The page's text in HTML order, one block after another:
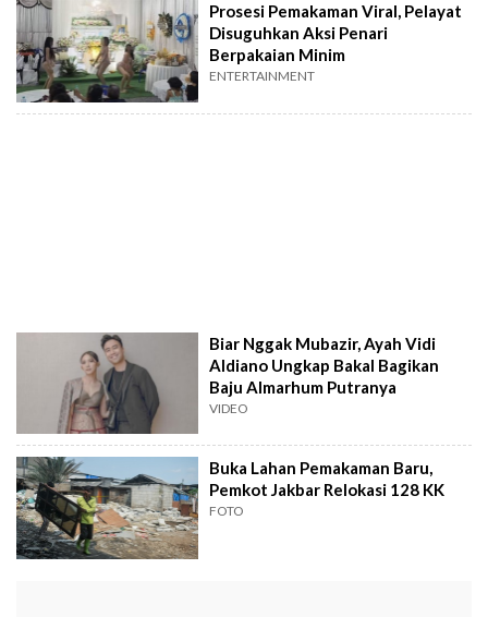
Prosesi Pemakaman Viral, Pelayat
Disuguhkan Aksi Penari
Berpakaian Minim
ENTERTAINMENT
Biar Nggak Mubazir, Ayah Vidi
Aldiano Ungkap Bakal Bagikan
Baju Almarhum Putranya
VIDEO
Buka Lahan Pemakaman Baru,
Pemkot Jakbar Relokasi 128 KK
FOTO